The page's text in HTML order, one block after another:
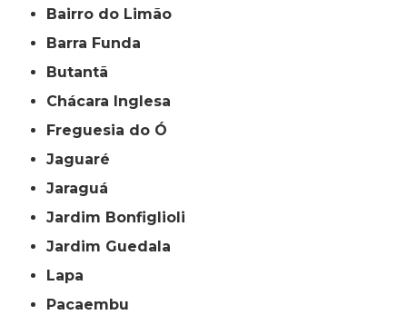
Bairro do Limão
Barra Funda
Butantã
Chácara Inglesa
Freguesia do Ó
Jaguaré
Jaraguá
Jardim Bonfiglioli
Jardim Guedala
Lapa
Pacaembu